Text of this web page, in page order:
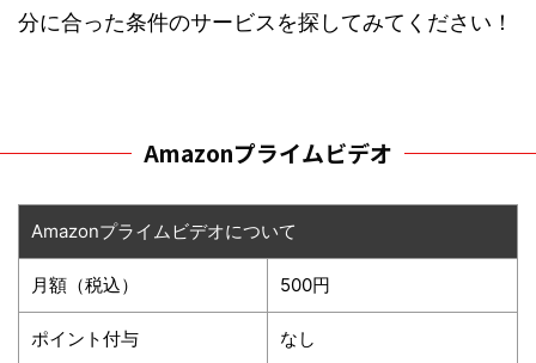
分に合った条件のサービスを探してみてください！
Amazonプライムビデオ
Amazonプライムビデオについて
月額（税込） 500円
ポイント付与 なし